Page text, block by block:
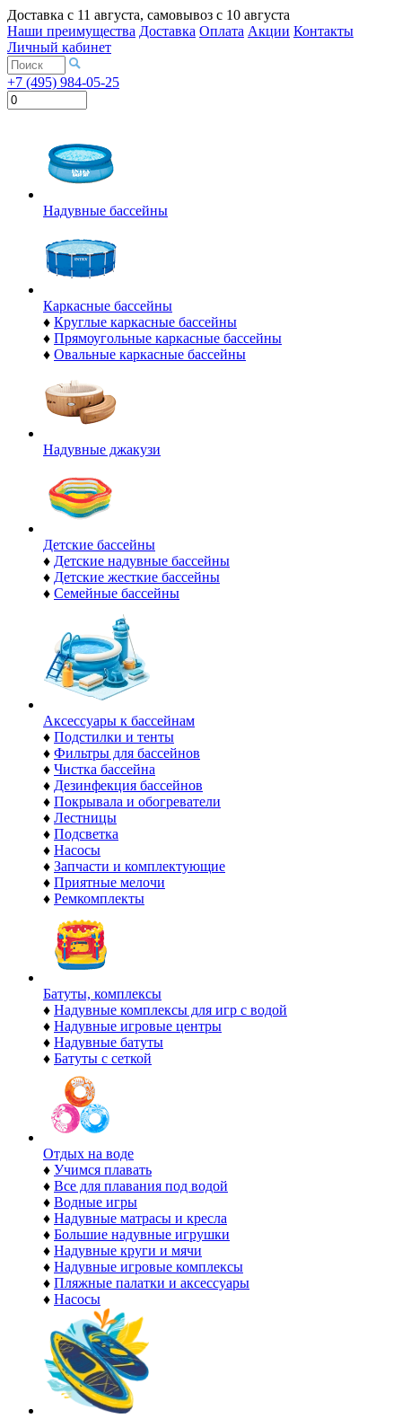
Доставка с 11 августа, самовывоз с 10 августа
Наши преимущества Доставка Оплата Акции Контакты
Личный кабинет
+7 (495) 984-05-25
Надувные бассейны
Каркасные бассейны
♦ Круглые каркасные бассейны
♦ Прямоугольные каркасные бассейны
♦ Овальные каркасные бассейны
Надувные джакузи
Детские бассейны
♦ Детские надувные бассейны
♦ Детские жесткие бассейны
♦ Семейные бассейны
Аксессуары к бассейнам
♦ Подстилки и тенты
♦ Фильтры для бассейнов
♦ Чистка бассейна
♦ Дезинфекция бассейнов
♦ Покрывала и обогреватели
♦ Лестницы
♦ Подсветка
♦ Насосы
♦ Запчасти и комплектующие
♦ Приятные мелочи
♦ Ремкомплекты
Батуты, комплексы
♦ Надувные комплексы для игр с водой
♦ Надувные игровые центры
♦ Надувные батуты
♦ Батуты с сеткой
Отдых на воде
♦ Учимся плавать
♦ Все для плавания под водой
♦ Водные игры
♦ Надувные матрасы и кресла
♦ Большие надувные игрушки
♦ Надувные круги и мячи
♦ Надувные игровые комплексы
♦ Пляжные палатки и аксессуары
♦ Насосы